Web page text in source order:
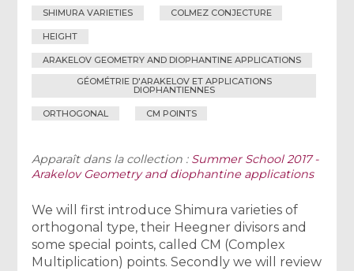
SHIMURA VARIETIES COLMEZ CONJECTURE
HEIGHT
ARAKELOV GEOMETRY AND DIOPHANTINE APPLICATIONS
GÉOMÉTRIE D'ARAKELOV ET APPLICATIONS
DIOPHANTIENNES
ORTHOGONAL CM POINTS
Apparaît dans la collection : Summer School 2017 -
Arakelov Geometry and diophantine applications
We will first introduce Shimura varieties of
orthogonal type, their Heegner divisors and
some special points, called CM (Complex
Multiplication) points. Secondly we will review